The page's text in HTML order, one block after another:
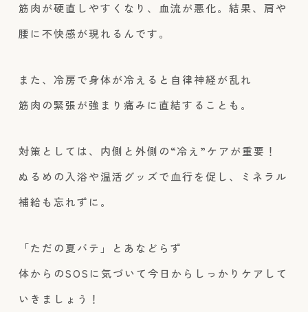
筋肉が硬直しやすくなり、血流が悪化。結果、肩や
腰に不快感が現れるんです。
また、冷房で身体が冷えると自律神経が乱れ
筋肉の緊張が強まり痛みに直結することも。
対策としては、内側と外側の“冷え”ケアが重要！
ぬるめの入浴や温活グッズで血行を促し、ミネラル
補給も忘れずに。
「ただの夏バテ」とあなどらず
体からのSOSに気づいて今日からしっかりケアして
いきましょう！